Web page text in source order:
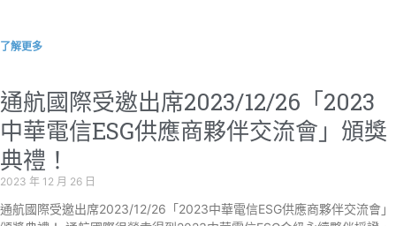
了解更多
通航國際受邀出席2023/12/26「2023
中華電信ESG供應商夥伴交流會」頒獎
典禮！
2023 年 12 月 26 日
通航國際受邀出席2023/12/26「2023中華電信ESG供應商夥伴交流會」